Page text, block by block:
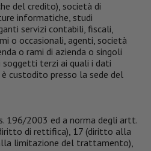
del credito), società di
informatiche, studi
servizi contabili, fiscali,
o occasionali, agenti, società
o rami di azienda o singoli
soggetti terzi ai quali i dati
custodito presso la sede del
196/2003 ed a norma degli artt.
di rettifica), 17 (diritto alla
limitazione del trattamento),